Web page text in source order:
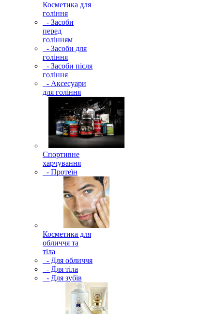
Косметика для
гоління
- Засоби
перед
голінням
- Засоби для
гоління
- Засоби після
гоління
- Аксесуари
для гоління
Спортивне
харчування
- Протеїн
Косметика для
обличчя та
тіла
- Для обличчя
- Для тіла
- Для зубів